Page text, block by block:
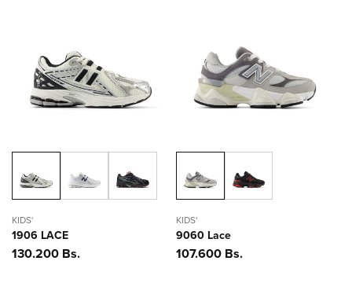
KIDS'
1906 LACE
Precio
130.200 Bs.
KIDS'
9060 Lace
Precio
107.600 Bs.